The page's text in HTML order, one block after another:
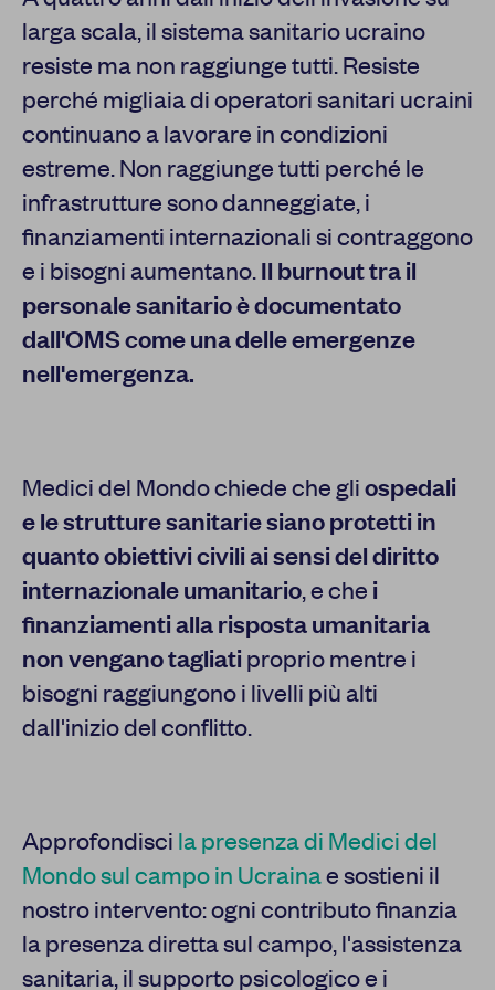
larga scala, il sistema sanitario ucraino
resiste ma non raggiunge tutti. Resiste
perché migliaia di operatori sanitari ucraini
continuano a lavorare in condizioni
estreme. Non raggiunge tutti perché le
infrastrutture sono danneggiate, i
finanziamenti internazionali si contraggono
e i bisogni aumentano.Il burnout tra il
personale sanitario è documentato
dall'OMS come una delle emergenze
nell'emergenza.
Medici del Mondo chiede che gliospedali
e le strutture sanitarie siano protetti in
quanto obiettivi civili ai sensi del diritto
internazionale umanitario, e che i
finanziamenti alla risposta umanitaria
non vengano tagliati proprio mentre i
bisogni raggiungono i livelli più alti
dall'inizio del conflitto.
Approfondisci la presenza di Medici del
Mondo sul campo in Ucrainae sostieni il
nostro intervento: ogni contributo finanzia
la presenza diretta sul campo, l'assistenza
sanitaria, il supporto psicologico e i